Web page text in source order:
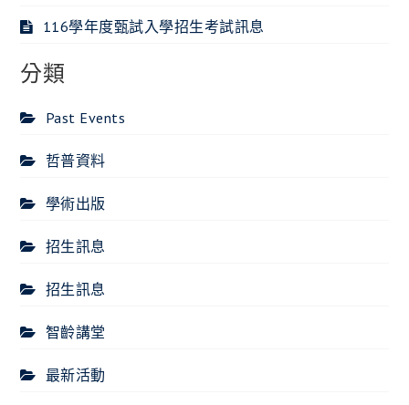
116學年度甄試入學招生考試訊息
分類
Past Events
哲普資料
學術出版
招生訊息
招生訊息
智齡講堂
最新活動